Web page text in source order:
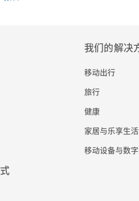
我们的解决
移动出行
旅行
健康
家居与乐享生活
移动设备与数